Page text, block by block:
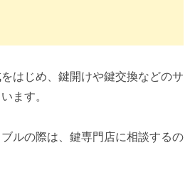
はじめ、鍵開けや鍵交換などのサ
ます。
ルの際は、鍵専門店に相談するの